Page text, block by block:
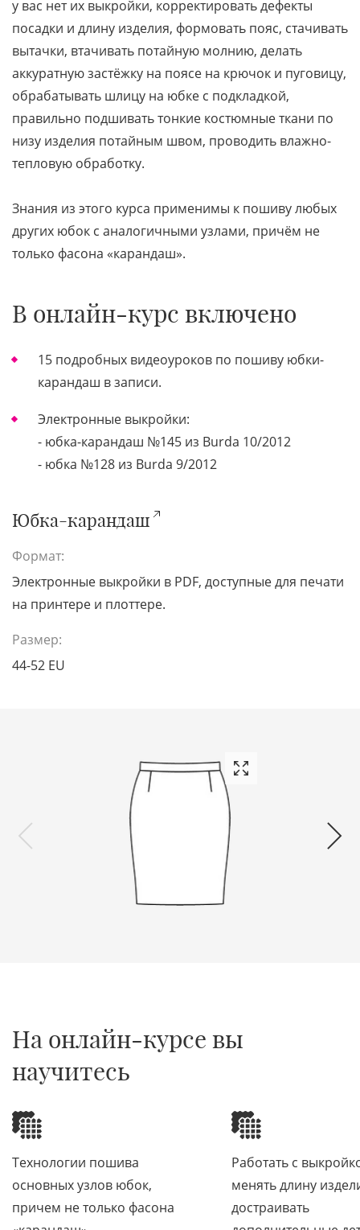
у вас нет их выкройки, корректировать дефекты
посадки и длину изделия, формовать пояс, стачивать
вытачки, втачивать потайную молнию, делать
аккуратную застёжку на поясе на крючок и пуговицу,
обрабатывать шлицу на юбке с подкладкой,
правильно подшивать тонкие костюмные ткани по
низу изделия потайным швом, проводить влажно-
тепловую обработку.
Знания из этого курса применимы к пошиву любых
других юбок с аналогичными узлами, причём не
только фасона «карандаш».
В онлайн-курс включено
15 подробных видеоуроков по пошиву юбки-
карандаш в записи.
Электронные выкройки:
- юбка-карандаш №145 из Burda 10/2012
- юбка №128 из Burda 9/2012
Юбка-карандаш
Формат:
Электронные выкройки в PDF, доступные для печати
на принтере и плоттере.
Размер:
44-52 EU
На онлайн-курсе вы
научитесь
Технологии пошива
основных узлов юбок,
причем не только фасона
Работать с
менять длину
достраивать